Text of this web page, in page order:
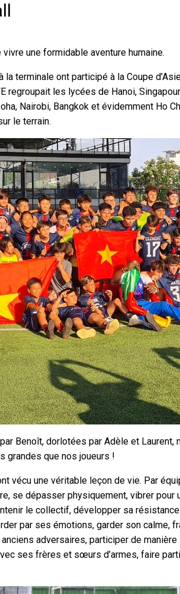
une formidable aventure humaine.
la terminale ont participé à la Coupe
regroupait les lycées de Hanoi,
Nairobi, Bangkok et évidemment
le terrain.
Benoît, dorlotées par Adèle et
grandes que nos joueurs !
vécu une véritable leçon de vie. Par
se dépasser physiquement, vibrer
le collectif, développer sa
par ses émotions, garder son calme,
adversaires, participer de
ses frères et sœurs d’armes, faire